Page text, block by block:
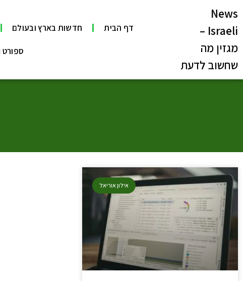
News
Israeli –
מגזין מה
שחשוב לדעת
דף הבית חדשות בארץ ובעולם
ספורט
אילון אוריאל